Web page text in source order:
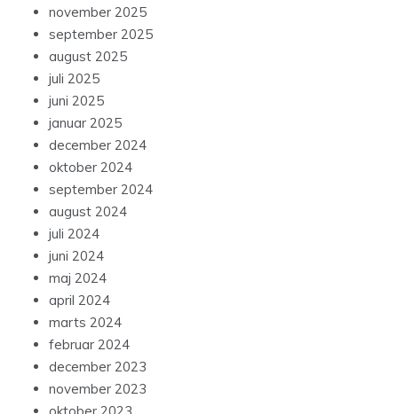
november 2025
september 2025
august 2025
juli 2025
juni 2025
januar 2025
december 2024
oktober 2024
september 2024
august 2024
juli 2024
juni 2024
maj 2024
april 2024
marts 2024
februar 2024
december 2023
november 2023